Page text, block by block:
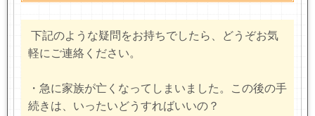
下記のような疑問をお持ちでしたら、どうぞお気
軽にご連絡ください。
・急に家族が亡くなってしまいました。この後の手
続きは、いったいどうすればいいの？